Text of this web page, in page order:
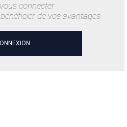
connecter
de vos avantages